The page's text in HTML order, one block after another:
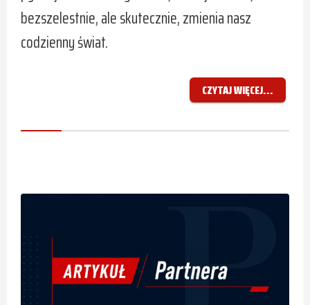
bezszelestnie, ale skutecznie, zmienia nasz
codzienny świat.
CZYTAJ WIĘCEJ...